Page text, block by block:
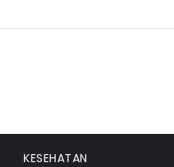
KESEHATAN